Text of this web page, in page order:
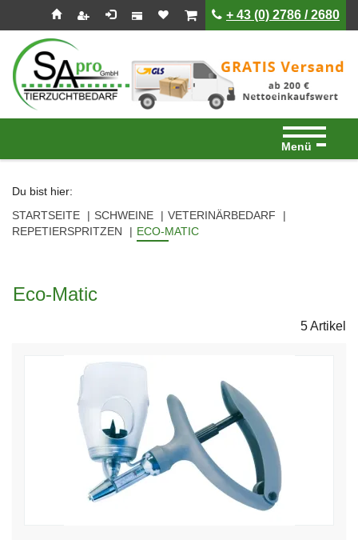
Seitenebreiche:
ist leerist leer+ 43 (0) 2786 / 2680
Menü
Du bist hier:
STARTSEITE
SCHWEINE
VETERINÄRBEDARF
REPETIERSPRITZEN
ECO-MATIC
Eco-Matic
5 Artikel